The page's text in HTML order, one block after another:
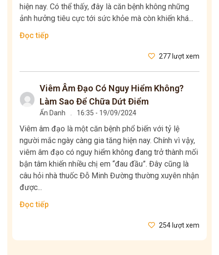
hiện nay. Có thể thấy, đây là căn bệnh không những
ảnh hưởng tiêu cực tới sức khỏe mà còn khiến khá...
Đọc tiếp
277 lượt xem
Viêm Âm Đạo Có Nguy Hiểm Không?
Làm Sao Để Chữa Dứt Điểm
Ẩn Danh 16:35 - 19/09/2024
Viêm âm đạo là một căn bệnh phổ biến với tỷ lệ
người mắc ngày càng gia tăng hiện nay. Chính vì vậy,
viêm âm đạo có nguy hiểm không đang trở thành mối
bận tâm khiến nhiều chị em “đau đầu”. Đây cũng là
câu hỏi nhà thuốc Đỗ Minh Đường thường xuyên nhận
được...
Đọc tiếp
254 lượt xem